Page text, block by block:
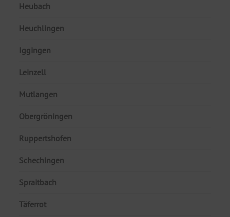
Heubach
Heuchlingen
Iggingen
Leinzell
Mutlangen
Obergröningen
Ruppertshofen
Schechingen
Spraitbach
Täferrot